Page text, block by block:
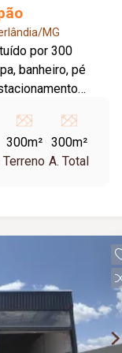
MG
por 300
banheiro, pé
300m²
Terreno
300m²
A. Total